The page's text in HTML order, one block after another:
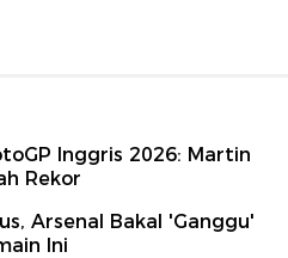
Inggris 2026: Martin
Rekor
Arsenal Bakal 'Ganggu'
Ini